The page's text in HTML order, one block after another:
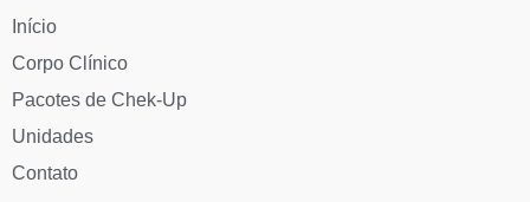
Início
Corpo Clínico
Pacotes de Chek-Up
Unidades
Contato